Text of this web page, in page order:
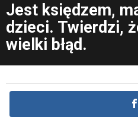
Jest księdzem,
dzieci. Twierdzi,
wielki błąd.